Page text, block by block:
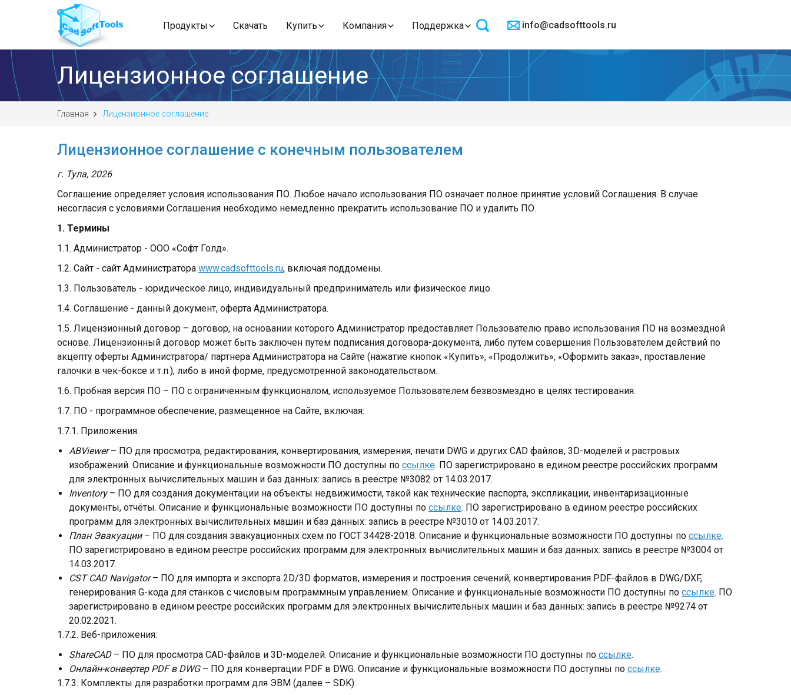
Продукты Скачать Купить Компания Поддержка info@cadsofttools.ru
Лицензионное соглашение
Главная Лицензионное соглашение
Лицензионное соглашение с конечным пользователем
г. Тула, 2026
Соглашение определяет условия использования ПО. Любое начало использования ПО означает полное принятие условий Соглашения. В случае
несогласия с условиями Соглашения необходимо немедленно прекратить использование ПО и удалить ПО.
1. Термины
1.1. Администратор - ООО «Софт Голд».
1.2. Сайт - сайт Администратора www.cadsofttools.ru, включая поддомены.
1.3. Пользователь - юридическое лицо, индивидуальный предприниматель или физическое лицо.
1.4. Соглашение - данный документ, оферта Администратора.
1.5. Лицензионный договор – договор, на основании которого Администратор предоставляет Пользователю право использования ПО на возмездной
основе. Лицензионный договор может быть заключен путем подписания договора-документа, либо путем совершения Пользователем действий по
акцепту оферты Администратора/ партнера Администратора на Сайте (нажатие кнопок «Купить», «Продолжить», «Оформить заказ», проставление
галочки в чек-боксе и т.п.), либо в иной форме, предусмотренной законодательством.
1.6. Пробная версия ПО – ПО с ограниченным функционалом, используемое Пользователем безвозмездно в целях тестирования.
1.7. ПО - программное обеспечение, размещенное на Сайте, включая:
1.7.1. Приложения:
ABViewer– ПО для просмотра, редактирования, конвертирования, измерения, печати DWG и других CAD файлов, 3D-моделей и растровых
изображений. Описание и функциональные возможности ПО доступны по ссылке. ПО зарегистрировано в едином реестре российских программ
для электронных вычислительных машин и баз данных: запись в реестре №3082 от 14.03.2017.
Inventory– ПО для создания документации на объекты недвижимости, такой как технические паспорта, экспликации, инвентаризационные
документы, отчёты. Описание и функциональные возможности ПО доступны по ссылке. ПО зарегистрировано в едином реестре российских
программ для электронных вычислительных машин и баз данных: запись в реестре №3010 от 14.03.2017.
План Эвакуации– ПО для создания эвакуационных схем по ГОСТ 34428-2018. Описание и функциональные возможности ПО доступны по ссылке.
ПО зарегистрировано в едином реестре российских программ для электронных вычислительных машин и баз данных: запись в реестре №3004 от
14.03.2017.
CST CAD Navigator– ПО для импорта и экспорта 2D/3D форматов, измерения и построения сечений, конвертирования PDF-файлов в DWG/DXF,
генерирования G-кода для станков с числовым программным управлением. Описание и функциональные возможности ПО доступны по ссылке. ПО
зарегистрировано в едином реестре российских программ для электронных вычислительных машин и баз данных: запись в реестре №9274 от
20.02.2021.
1.7.2. Веб-приложения:
ShareCAD– ПО для просмотра CAD-файлов и 3D-моделей. Описание и функциональные возможности ПО доступны по ссылке.
Онлайн-конвертер PDF в DWG– ПО для конвертации PDF в DWG. Описание и функциональные возможности ПО доступны по ссылке.
1.7.3. Комплекты для разработки программ для ЭВМ (далее – SDK):